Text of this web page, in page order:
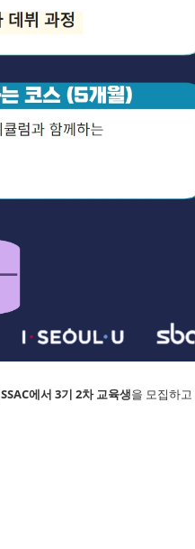
SSAC에서 3기 2차 교육생을 모집하